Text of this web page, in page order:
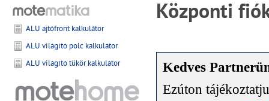
Központi
Kedves
Ezúton
ALU ajtófront kalkulátor
ALU világító polc kalkulátor
ALU világító tükör kalkulátor